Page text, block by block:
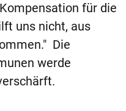
für die
uns nicht, aus
Die
werde